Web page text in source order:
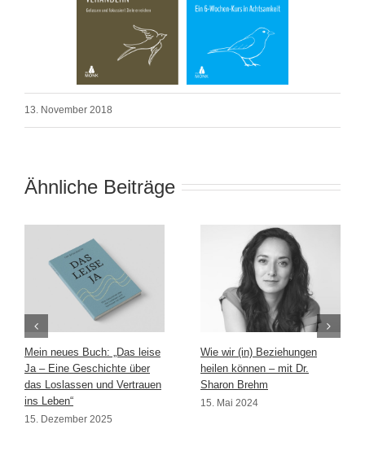
13. November 2018
Ähnliche Beiträge
Mein neues Buch: „Das leise
Ja – Eine Geschichte über
das Loslassen und Vertrauen
ins Leben“
15. Dezember 2025
Wie wir (in) Beziehungen
heilen können – mit Dr.
Sharon Brehm
15. Mai 2024